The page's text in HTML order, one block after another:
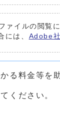
ァイルの閲覧
には、 Adobe
る料金等を
ください。